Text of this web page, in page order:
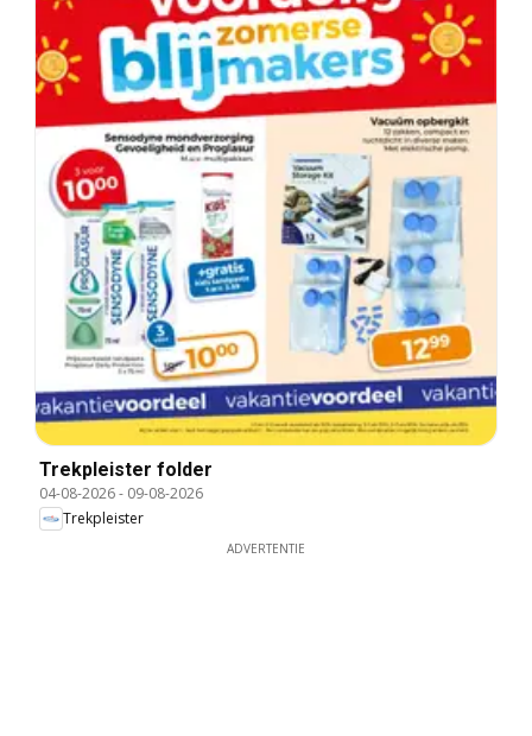
Trekpleister folder
04-08-2026- 09-08-2026
Trekpleister
ADVERTENTIE